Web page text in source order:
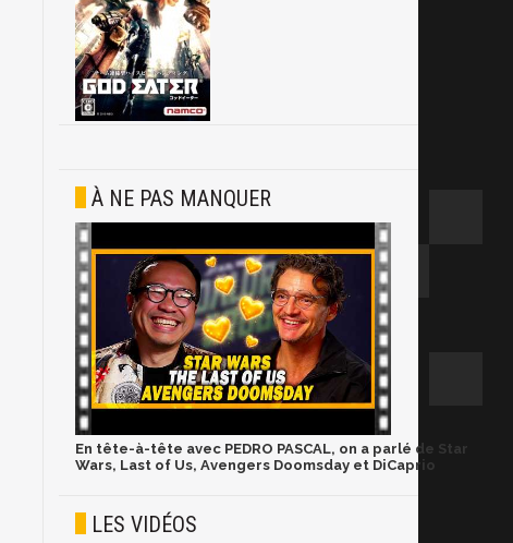
À NE PAS MANQUER
En tête-à-tête avec PEDRO PASCAL, on a parlé de Star
Wars, Last of Us, Avengers Doomsday et DiCaprio
LES VIDÉOS